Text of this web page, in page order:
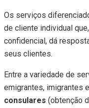
Os serviços
de cliente individual
confidencial, dá
seus clientes.
Entre a variedade de
emigrantes, imigrantes
consulares (obtenção